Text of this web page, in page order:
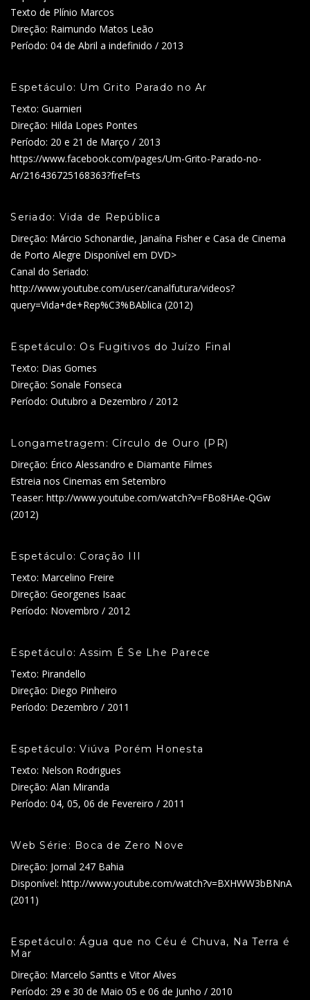
Texto de Plínio Marcos
Direção: Raimundo Matos Leão
Período: 04 de Abril a indefinido / 2013
Espetáculo: Um Grito Parado no Ar
Texto: Guarnieri
Direção: Hilda Lopes Pontes
Período: 20 e 21 de Março / 2013
https://www.facebook.com/pages/Um-Grito-Parado-no-
Ar/216436725168363?fref=ts
Seriado: Vida de República
Direção: Márcio Schonardie, Janaína Fisher e Casa de Cinema
de Porto Alegre Disponível em DVD>
Canal do Seriado:
http://www.youtube.com/user/canalfutura/videos?
query=Vida+de+Rep%C3%BAblica (2012)
Espetáculo: Os Fugitivos do Juízo Final
Texto: Dias Gomes
Direção: Sonale Fonseca
Período: Outubro a Dezembro / 2012
Longametragem: Círculo de Ouro (PR)
Direção: Érico Alessandro e Diamante Filmes
Estreia nos Cinemas em Setembro
Teaser: http://www.youtube.com/watch?v=FBo8HAe-QGw
(2012)
Espetáculo: Coração III
Texto: Marcelino Freire
Direção: Georgenes Isaac
Período: Novembro / 2012
Espetáculo: Assim É Se Lhe Parece
Texto: Pirandello
Direção: Diego Pinheiro
Período: Dezembro / 2011
Espetáculo: Viúva Porém Honesta
Texto: Nelson Rodrigues
Direção: Alan Miranda
Período: 04, 05, 06 de Fevereiro / 2011
Web Série: Boca de Zero Nove
Direção: Jornal 247 Bahia
Disponível: http://www.youtube.com/watch?v=BXHWW3bBNnA
(2011)
Espetáculo: Água que no Céu é Chuva, Na Terra é
Mar
Direção: Marcelo Santts e Vitor Alves
Período: 29 e 30 de Maio 05 e 06 de Junho / 2010